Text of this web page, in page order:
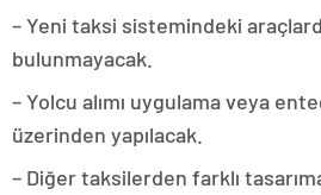
– Yeni taksi sistemindeki
bulunmayacak.
– Yolcu alımı uygulama veya
üzerinden yapılacak.
– Diğer taksilerden farklı